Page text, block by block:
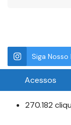
Siga
Acessos
270.182